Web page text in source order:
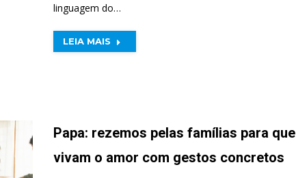
linguagem do…
LEIA MAIS
Papa: rezemos pelas famílias para que
vivam o amor com gestos concretos